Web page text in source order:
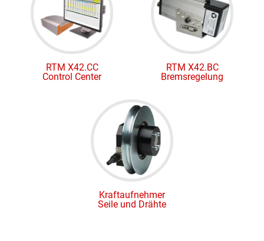
RTM X42.CC
Control Center
RTM X42.BC
Bremsregelung
Kraftaufnehmer
Seile und Drähte